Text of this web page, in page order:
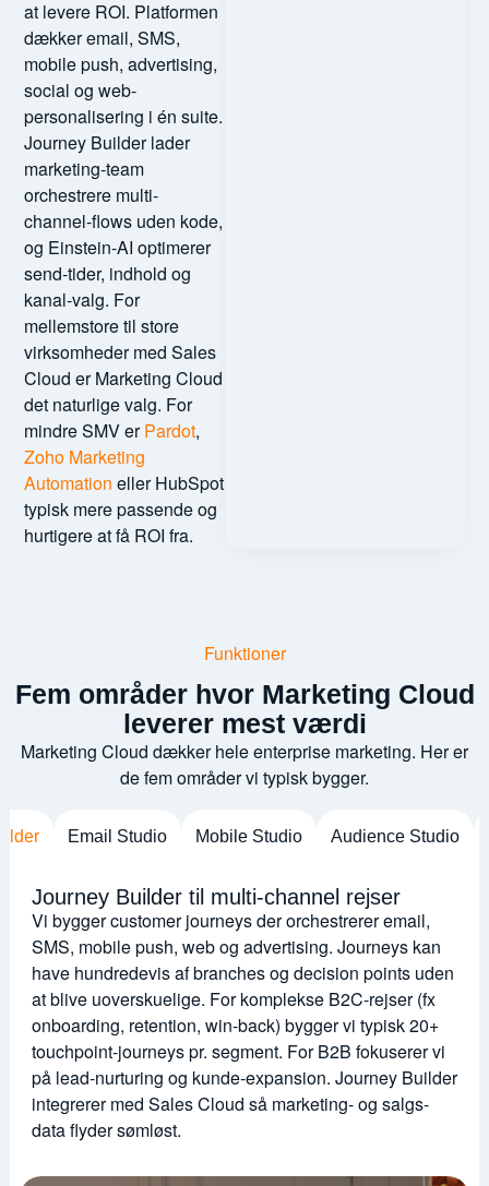
at levere ROI. Platformen
dækker email, SMS,
mobile push, advertising,
social og web-
personalisering i én suite.
Journey Builder lader
marketing-team
orchestrere multi-
channel-flows uden kode,
og Einstein-AI optimerer
send-tider, indhold og
kanal-valg. For
mellemstore til store
virksomheder med Sales
Cloud er Marketing Cloud
det naturlige valg. For
mindre SMV erPardot,
Zoho Marketing
Automation eller HubSpot
typisk mere passende og
hurtigere at få ROI fra.
Funktioner
Fem områder hvor Marketing Cloud
leverer mest værdi
Marketing Cloud dækker hele enterprise marketing. Her er
de fem områder vi typisk bygger.
Email Studio Mobile Studio Audience Studio
Journey Builder til multi-channel rejser
Vi bygger customer journeys der orchestrerer email,
SMS, mobile push, web og advertising. Journeys kan
have hundredevis af branches og decision points uden
at blive uoverskuelige. For komplekse B2C-rejser (fx
onboarding, retention, win-back) bygger vi typisk 20+
touchpoint-journeys pr. segment. For B2B fokuserer vi
på lead-nurturing og kunde-expansion. Journey Builder
integrerer med Sales Cloud så marketing- og salgs-
data flyder sømløst.